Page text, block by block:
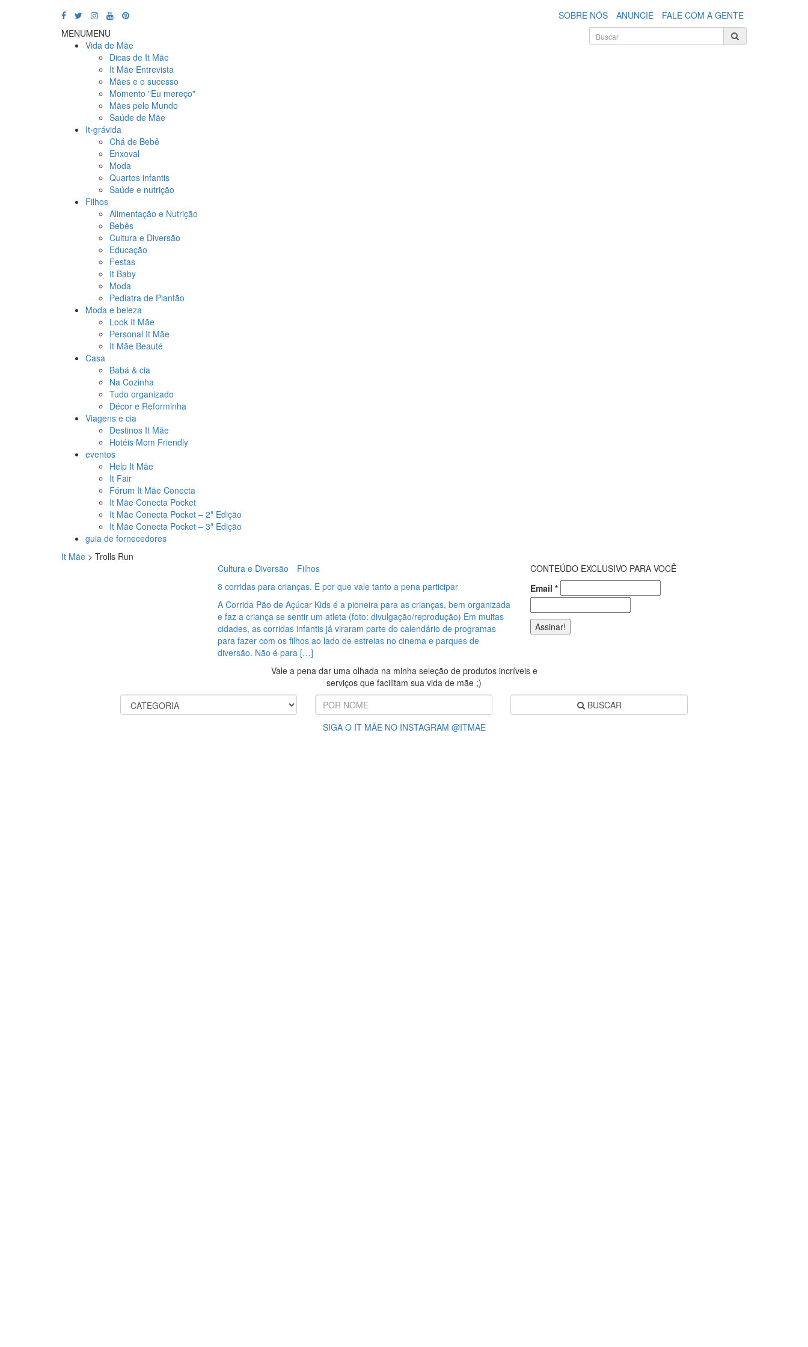
SOBRE NÓS ANUNCIE
FALE COM A GENTE
MENUMENU
Vida de Mãe
Dicas de It Mãe
It Mãe Entrevista
Mães e o sucesso
Momento "Eu mereço"
Mães pelo Mundo
Saúde de Mãe
It-grávida
Chá de Bebê
Enxoval
Moda
Quartos infantis
Saúde e nutrição
Filhos
Alimentação e Nutrição
Bebês
Cultura e Diversão
Educação
Festas
It Baby
Moda
Pediatra de Plantão
Moda e beleza
Look It Mãe
Personal It Mãe
It Mãe Beauté
Casa
Babá & cia
Na Cozinha
Tudo organizado
Décor e Reforminha
Viagens e cia
Destinos It Mãe
Hotéis Mom Friendly
eventos
Help It Mãe
It Fair
Fórum It Mãe Conecta
It Mãe Conecta Pocket
It Mãe Conecta Pocket – 2ª Edição
It Mãe Conecta Pocket – 3ª Edição
guia de fornecedores
It Mãe > Trolls Run
Cultura e Diversão
Filhos
8 corridas para crianças. E por que vale tanto a pena participar
A Corrida Pão de Açúcar Kids é a pioneira para as crianças, bem organizada
e faz a criança se sentir um atleta (foto: divulgação/reprodução) Em muitas
cidades, as corridas infantis já viraram parte do calendário de programas
para fazer com os filhos ao lado de estreias no cinema e parques de
diversão. Não é para […]
CONTEÚDO EXCLUSIVO PARA VOCÊ
Email *
Vale a pena dar uma olhada na minha seleção de produtos incríveis e
serviços que facilitam sua vida de mãe ;)
BUSCAR
SIGA O IT MÃE NO INSTAGRAM @ITMAE